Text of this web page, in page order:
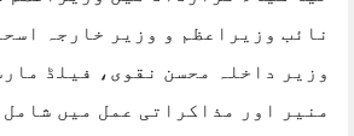
نائب وزیراعظم و وزیر خارجہ
وزیر داخلہ محسن نقوی، فیلڈ
منیر اور مذاکراتی عمل میں